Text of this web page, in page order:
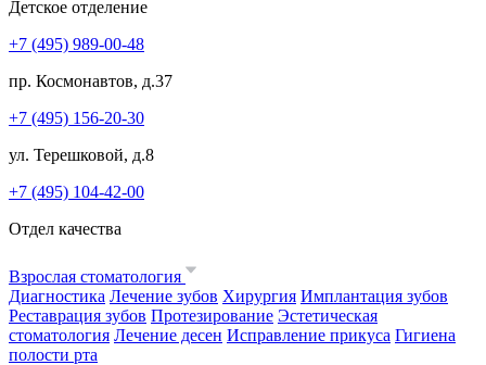
Детское отделение
+7 (495) 989-00-48
пр. Космонавтов, д.37
+7 (495) 156-20-30
ул. Терешковой, д.8
+7 (495) 104-42-00
Отдел качества
Взрослая стоматология
Диагностика Лечение зубов Хирургия Имплантация зубов
Реставрация зубов Протезирование Эстетическая
стоматология Лечение десен Исправление прикуса Гигиена
полости рта